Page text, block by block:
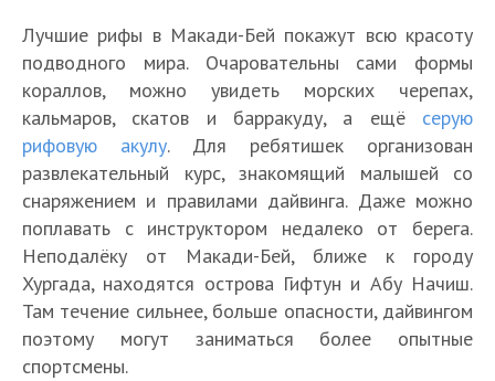
Лучшие рифы в Макади-Бей покажут всю красоту
подводного мира. Очаровательны сами формы
кораллов, можно увидеть морских черепах,
кальмаров, скатов и барракуду, а ещё серую
рифовую акулу. Для ребятишек организован
развлекательный курс, знакомящий малышей со
снаряжением и правилами дайвинга. Даже можно
поплавать с инструктором недалеко от берега.
Неподалёку от Макади-Бей, ближе к городу
Хургада, находятся острова Гифтун и Абу Начиш.
Там течение сильнее, больше опасности, дайвингом
поэтому могут заниматься более опытные
спортсмены.